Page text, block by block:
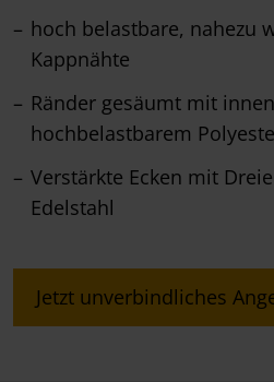
hoch belastbare, nahezu
Kappnähte
Ränder gesäumt mit
hochbelastbarem
Verstärkte Ecken mit
Edelstahl
Jetzt unverbindliches